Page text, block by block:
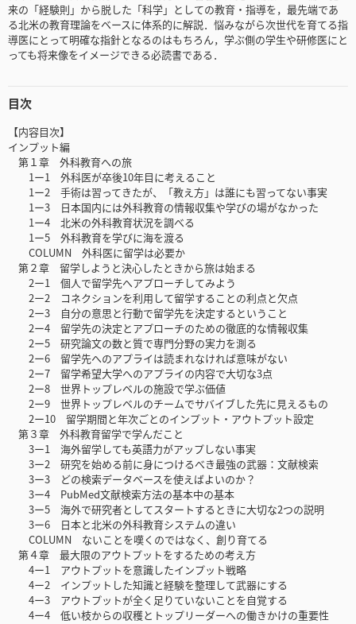
来の「経験則」から脱した「科学」としての教育・指導を，最先端であ
る北米の教育理論をベースに体系的に解説．悩みながら次世代を育てる指
導医にとって明確な指針となるのはもちろん，学ぶ側の学生や研修医にと
っても将来像をイメージできる必読書である．
目次
【内容目次】
インプット編
第１章 外科教育への旅
1ー1 外科医が卒後10年目に考えること
1ー2 手術は習ってきたが、「教え方」は誰にも習ってない事実
1ー3 日本国内には外科教育の情報収集や学びの場がなかった
1ー4 北米の外科教育状況を調べる
1ー5 外科教育を学びに海を渡る
COLUMN 外科医に留学は必要か
第２章 留学しようと決心したときから旅は始まる
2ー1 個人で留学先へアプローチしてみよう
2ー2 コネクションを利用して留学することの利点と欠点
2ー3 自分の意思と行動で留学先を決定するということ
2ー4 留学先の決定とアプローチのための徹底的な情報収集
2ー5 研究論文の数と質で専門分野の実力を測る
2ー6 留学先へのアプライは読まれなければ意味がない
2ー7 留学希望大学へのアプライの内容で大切な3点
2ー8 世界トップレベルの施設で学ぶ価値
2ー9 世界トップレベルのチームでサバイブした先に見えるもの
2ー10 留学期間と年次ごとのインプット・アウトプット設定
第３章 外科教育留学で学んだこと
3ー1 海外留学しても英語力がアップしない事実
3ー2 研究を始める前に身につけるべき最強の武器：文献検索
3ー3 どの検索データベースを使えばよいのか？
3ー4 PubMed文献検索方法の基本中の基本
3ー5 海外で研究者としてスタートするときに大切な2つの説明
3ー6 日本と北米の外科教育システムの違い
COLUMN ないことを嘆くのではなく、創り育てる
第４章 最大限のアウトプットをするための考え方
4ー1 アウトプットを意識したインプット戦略
4ー2 インプットした知識と経験を整理して武器にする
4ー3 アウトプットが全く足りていないことを自覚する
4ー4 低い枝からの収穫とトップリーダーへの働きかけの重要性